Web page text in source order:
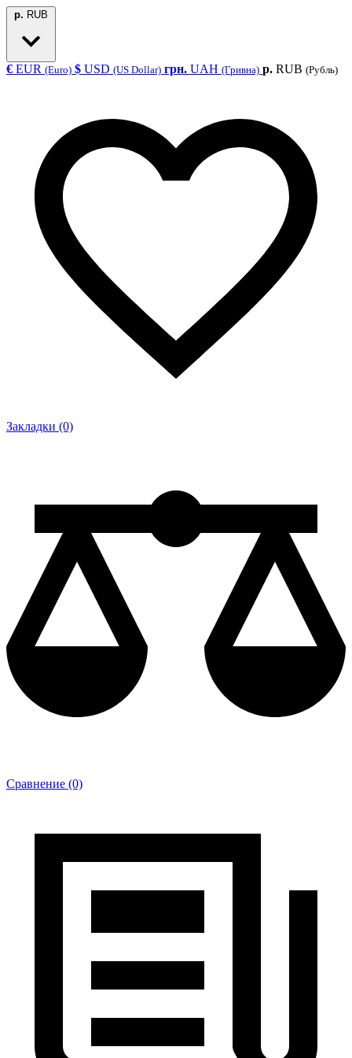
р. RUB
€ EUR (Euro) $ USD (US Dollar) грн. UAH (Гривна) р. RUB (Рубль)
Закладки (0)
Сравнение (0)